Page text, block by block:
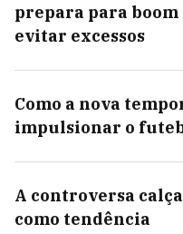
prepara para
evitar excessos
Como a nova
impulsionar o
A controversa
como tendência